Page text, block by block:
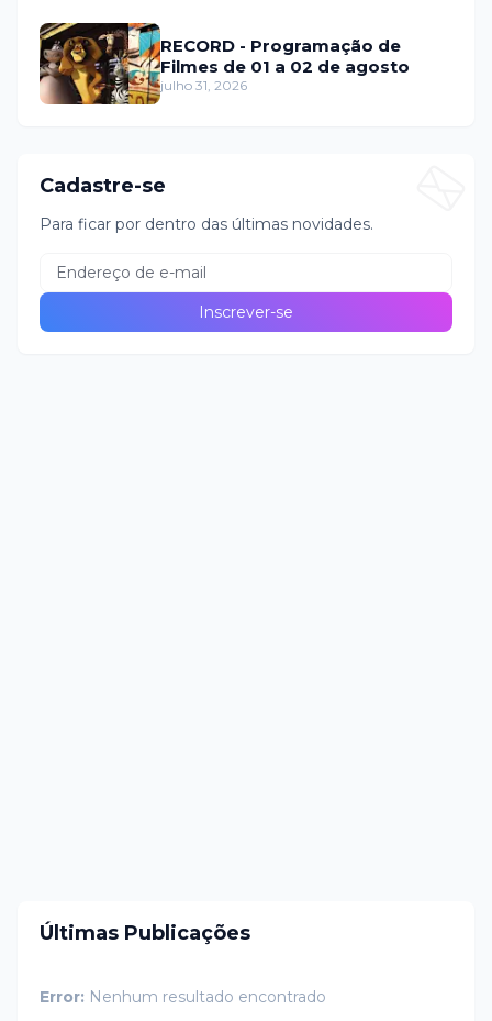
RECORD - Programação de
Filmes de 01 a 02 de agosto
julho 31, 2026
Cadastre-se
Para ficar por dentro das últimas novidades.
Últimas Publicações
Error: Nenhum resultado encontrado